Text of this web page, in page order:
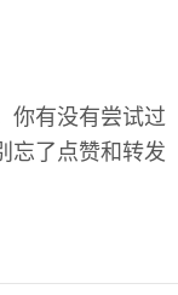
你有没有尝试过
忘了点赞和转发